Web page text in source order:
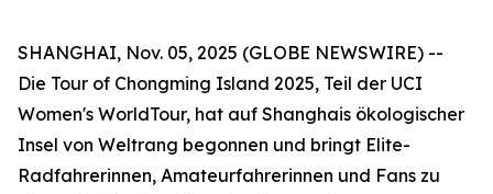
SHANGHAI, Nov. 05, 2025 (GLOBE NEWSWIRE) --
Die Tour of Chongming Island 2025, Teil der UCI
Women's WorldTour, hat auf Shanghais ökologischer
Insel von Weltrang begonnen und bringt Elite-
Radfahrerinnen, Amateurfahrerinnen und Fans zu